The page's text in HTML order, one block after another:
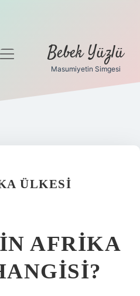
menüyü
Bebek Yüzlü
Masumiyetin Simgesi
ÜLKESI
AFRIKA